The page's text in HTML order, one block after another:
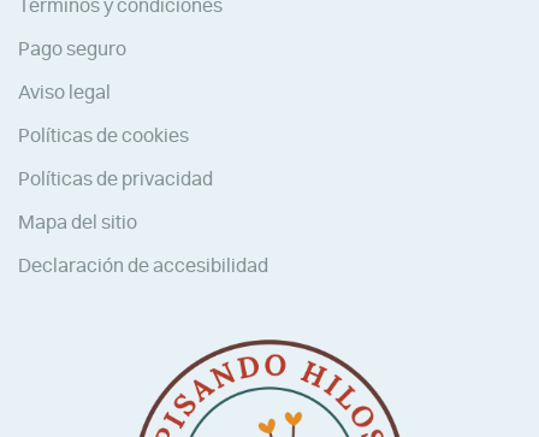
Términos y condiciones
Pago seguro
Aviso legal
Políticas de cookies
Políticas de privacidad
Mapa del sitio
Declaración de accesibilidad